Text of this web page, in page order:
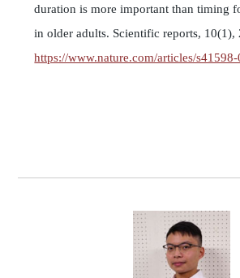
duration is more important than timing
in older adults. Scientific reports,
https://www.nature.com/articles/